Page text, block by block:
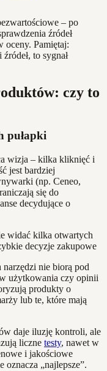
– po
źródeł
oceny. Pamiętaj:
to sygnał
czy to
pułapki
wizja – kilka kliknięć i
jest bardziej
(np. Ceneo,
się do
decydujące o
narzędzi nie biorą pod
użytkowania czy opinii
produkty o
lub te, które mają
daje iluzję kontroli, ale
liczne testy, nawet w
i jakościowe
oznacza „najlepsze”.